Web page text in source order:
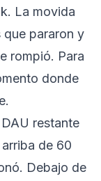
La movida
que pararon y
rompió. Para
donde
DAU restante
de 60
Debajo de